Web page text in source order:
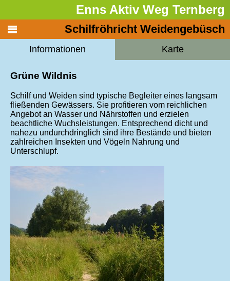
Enns Aktiv Weg Ternberg
Schilfröhricht Weidengebüsch
Informationen Karte
Grüne Wildnis
Schilf und Weiden sind typische Begleiter eines langsam
fließenden Gewässers. Sie profitieren vom reichlichen
Angebot an Wasser und Nährstoffen und erzielen
beachtliche Wuchsleistungen. Entsprechend dicht und
nahezu undurchdringlich sind ihre Bestände und bieten
zahlreichen Insekten und Vögeln Nahrung und
Unterschlupf.